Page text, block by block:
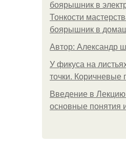
боярышник в
Тонкости
боярышник в
Автор: Александр
У фикуса на
точки. Коричневые
Введение в
основные понятия